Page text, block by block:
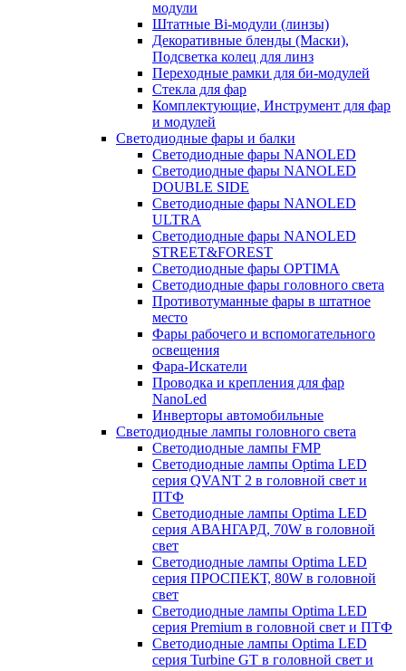
модули
Штатные Bi-модули (линзы)
Декоративные бленды (Маски),
Подсветка колец для линз
Переходные рамки для би-модулей
Стекла для фар
Комплектующие, Инструмент для фар
и модулей
Светодиодные фары и балки
Светодиодные фары NANOLED
Светодиодные фары NANOLED
DOUBLE SIDE
Светодиодные фары NANOLED
ULTRA
Светодиодные фары NANOLED
STREET&FOREST
Светодиодные фары OPTIMA
Светодиодные фары головного света
Противотуманные фары в штатное
место
Фары рабочего и вспомогательного
освещения
Фара-Искатели
Проводка и крепления для фар
NanoLed
Инверторы автомобильные
Светодиодные лампы головного света
Светодиодные лампы FMP
Светодиодные лампы Optima LED
серия QVANT 2 в головной свет и
ПТФ
Светодиодные лампы Optima LED
серия АВАНГАРД, 70W в головной
свет
Светодиодные лампы Optima LED
серия ПРОСПЕКТ, 80W в головной
свет
Светодиодные лампы Optima LED
серия Premium в головной свет и ПТФ
Светодиодные лампы Optima LED
серия Turbine GT в головной свет и